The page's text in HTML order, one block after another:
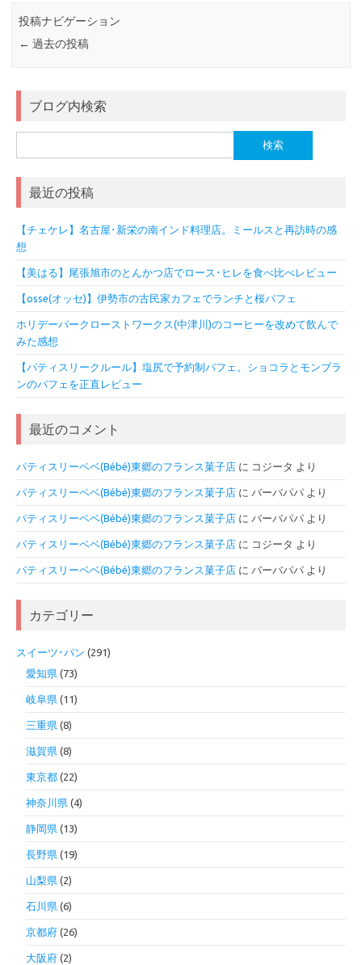
投稿ナビゲーション
← 過去の投稿
ブログ内検索
索:
最近の投稿
【チェケレ】名古屋･新栄の南インド料理店。ミールスと再訪時の感
想
【美はる】尾張旭市のとんかつ店でロース･ヒレを食べ比べレビュー
【osse(オッセ)】伊勢市の古民家カフェでランチと桜パフェ
ホリデーパークローストワークス(中津川)のコーヒーを改めて飲んで
みた感想
【パティスリークルール】塩尻で予約制パフェ。ショコラとモンブラ
ンのパフェを正直レビュー
最近のコメント
パティスリーベベ(Bébé)東郷のフランス菓子店 に コジータ より
パティスリーベベ(Bébé)東郷のフランス菓子店 に バーバパパ より
パティスリーベベ(Bébé)東郷のフランス菓子店 に バーバパパ より
パティスリーベベ(Bébé)東郷のフランス菓子店 に コジータ より
パティスリーベベ(Bébé)東郷のフランス菓子店 に バーバパパ より
カテゴリー
スイーツ･パン (291)
愛知県 (73)
岐阜県 (11)
三重県 (8)
滋賀県 (8)
東京都 (22)
神奈川県 (4)
静岡県 (13)
長野県 (19)
山梨県 (2)
石川県 (6)
京都府 (26)
大阪府 (2)